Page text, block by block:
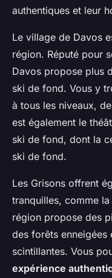
authentiques et leur
Le village de Davos
région. Réputé pour
Davos propose plus
ski de fond. Vous y
à tous les niveaux,
est également le
ski de fond, dont la
ski de fond.
Les Grisons offrent
tranquilles, comme
région propose des
des forêts enneigées
scintillantes. Vous
expérience